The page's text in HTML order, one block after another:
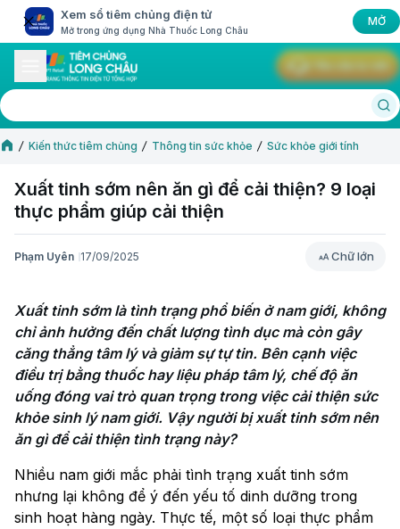
Xem sổ tiêm chủng điện tử
Mở trong ứng dụng Nhà Thuốc Long Châu
MỞ
Kiến thức tiêm chủng Thông tin sức khỏe Sức khỏe giới tính
Xuất tinh sớm nên ăn gì​ để cải thiện? 9 loại
thực phẩm giúp cải thiện
Phạm Uyên 17/09/2025 Chữ lớn
Chữ lớn
Xuất tinh sớm là tình trạng phổ biến ở nam giới, không
chỉ ảnh hưởng đến chất lượng tình dục mà còn gây
căng thẳng tâm lý và giảm sự tự tin. Bên cạnh việc
điều trị bằng thuốc hay liệu pháp tâm lý, chế độ ăn
uống đóng vai trò quan trọng trong việc cải thiện sức
khỏe sinh lý nam giới. Vậy người bị xuất tinh sớm nên
ăn gì​ để cải thiện tình trạng này?
Nhiều nam giới mắc phải tình trạng xuất tinh sớm
nhưng lại không để ý đến yếu tố dinh dưỡng trong
sinh hoạt hàng ngày. Thực tế, một số loại thực phẩm